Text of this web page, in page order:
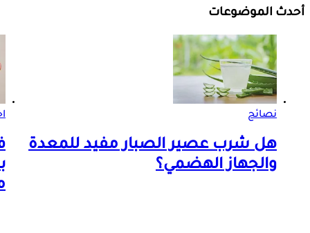
أحدث الموضوعات
نصائح
هل شرب عصير الصبار مفيد للمعدة
والجهاز الهضمي؟